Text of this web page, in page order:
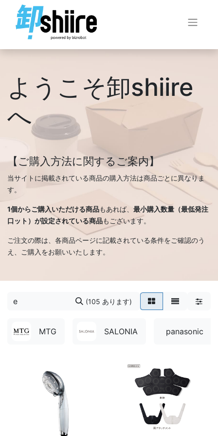
ようこそ卸shiire
へ
【ご購入方法に関するご案内】
当サイトに掲載されている商品の購入方法は商品ごとに異なりま
す。
1個からご購入いただける商品もあれば、 最小購入数量（最低発注
口ット）が設定されている商品もございます。
ご注文の際は、各商品ページに記載されている条件をご確認のう
え、ご購入をお願いいたします。
(105 あります)
MTG SALONIA panasonic